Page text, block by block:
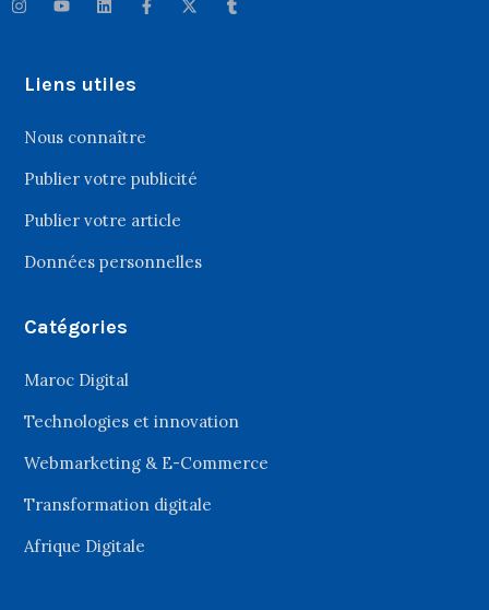
Liens utiles
Nous connaître
Publier votre publicité
Publier votre article
Données personnelles
Catégories
Maroc Digital
Technologies et innovation
Webmarketing & E-Commerce
Transformation digitale
Afrique Digitale